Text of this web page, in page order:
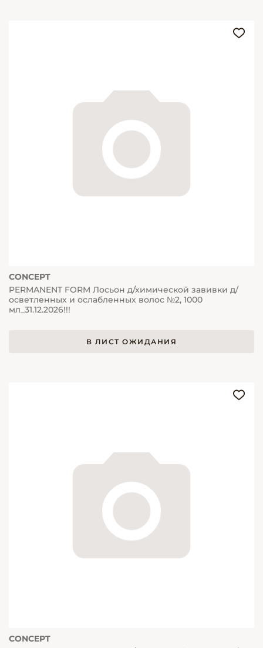
CONCEPT
PERMANENT FORM Лосьон д/химической завивки д/
осветленных и ослабленных волос №2, 1000
мл_31.12.2026!!!
В ЛИСТ ОЖИДАНИЯ
CONCEPT